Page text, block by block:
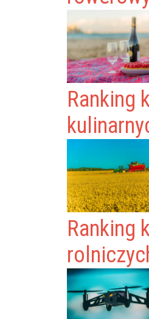
Ranking
Ranking